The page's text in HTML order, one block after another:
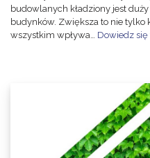
budowlanych kładziony jest
budynków. Zwiększa to nie tylko
wszystkim wpływa… Dowiedz